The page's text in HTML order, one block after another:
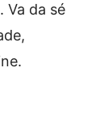
Va da sé